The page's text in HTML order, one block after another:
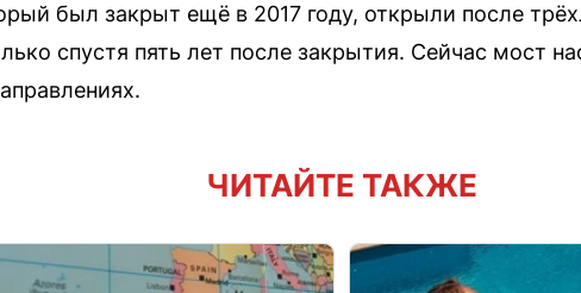
был закрыт ещё в 2017 году, открыли после
спустя пять лет после закрытия. Сейчас мост
ЧИТАЙТЕ ТАКЖЕ